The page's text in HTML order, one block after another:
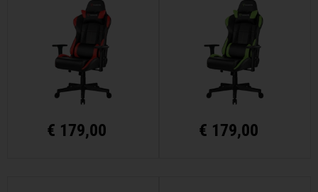
€ 179,00 € 179,00